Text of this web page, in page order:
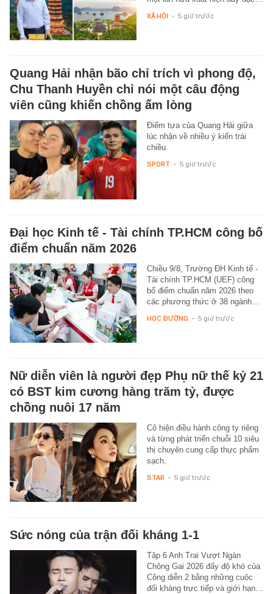
XÃ HỘI - 5 giờ trước
Quang Hải nhận bão chỉ trích vì phong độ,
Chu Thanh Huyền chỉ nói một câu động
viên cũng khiến chồng ấm lòng
Điểm tựa của Quang Hải giữa
lúc nhận về nhiều ý kiến trái
chiều.
SPORT - 5 giờ trước
Đại học Kinh tế - Tài chính TP.HCM công bố
điểm chuẩn năm 2026
Chiều 9/8, Trường ĐH Kinh tế -
Tài chính TP.HCM (UEF) công
bố điểm chuẩn năm 2026 theo
các phương thức ở 38 ngành…
HỌC ĐƯỜNG - 5 giờ trước
Nữ diễn viên là người đẹp Phụ nữ thế kỷ 21
có BST kim cương hàng trăm tỷ, được
chồng nuôi 17 năm
Cô hiện điều hành công ty riêng
và từng phát triển chuỗi 10 siêu
thị chuyên cung cấp thực phẩm
sạch.
STAR - 5 giờ trước
Sức nóng của trận đối kháng 1-1
Tập 6 Anh Trai Vượt Ngàn
Chông Gai 2026 đẩy độ khó của
Công diễn 2 bằng những cuộc
đối kháng trực tiếp và giới hạn…